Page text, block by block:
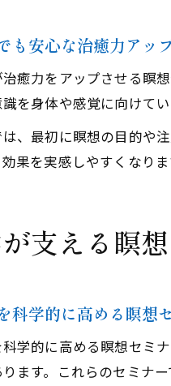
も安心な治癒力アッ
癒力をアップさせる瞑
を身体や感覚に向けて
、最初に瞑想の目的や
果を実感しやすくなり
支える瞑
科学的に高める瞑想
学的に高める瞑想セミ
ます。これらのセミナ